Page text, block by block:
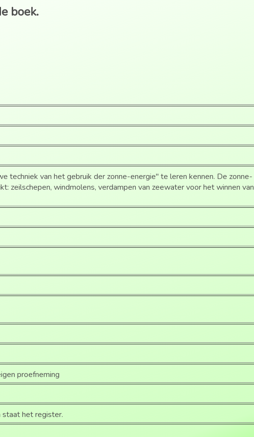
boek.
techniek van het gebruik der zonne-energie" te leren kennen. De zonne-
zeilschepen, windmolens, verdampen van zeewater voor het winnen van
proefneming
staat het register.